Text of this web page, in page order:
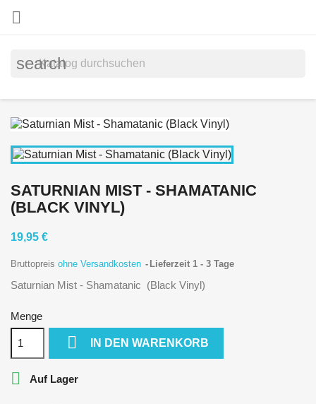

search
SATURNIAN MIST - SHAMATANIC
(BLACK VINYL)
19,95 €
Bruttopreis ohne Versandkosten Lieferzeit 1 - 3 Tage
Saturnian Mist - Shamatanic (Black Vinyl)
Menge
 IN DEN WARENKORB
 Auf Lager